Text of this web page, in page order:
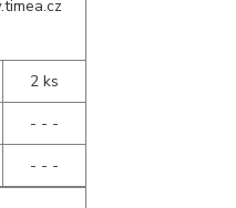
2 ks
- - -
- - -